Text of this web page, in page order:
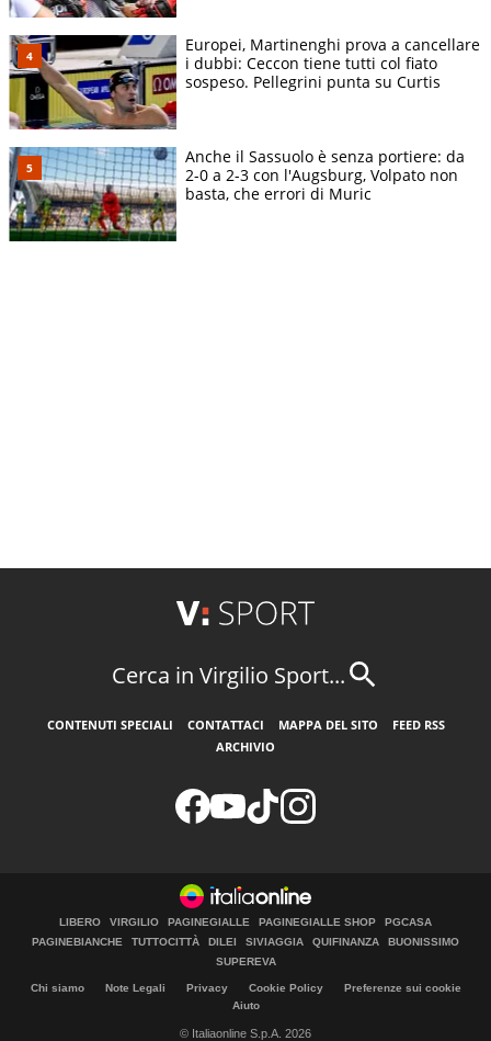
Europei, Martinenghi prova a cancellare
i dubbi: Ceccon tiene tutti col fiato
sospeso. Pellegrini punta su Curtis
Anche il Sassuolo è senza portiere: da
2-0 a 2-3 con l'Augsburg, Volpato non
basta, che errori di Muric
Cerca in Virgilio Sport...
CONTENUTI SPECIALI CONTATTACI MAPPA DEL SITO
FEED RSS
ARCHIVIO
LIBERO VIRGILIO PAGINEGIALLE PAGINEGIALLE SHOP
PGCASA
PAGINEBIANCHE
TUTTOCITTÀ DILEI SIVIAGGIA QUIFINANZA
BUONISSIMO
SUPEREVA
Chi siamo Note Legali Privacy Cookie Policy
Preferenze sui cookie
Aiuto
© Italiaonline S.p.A. 2026